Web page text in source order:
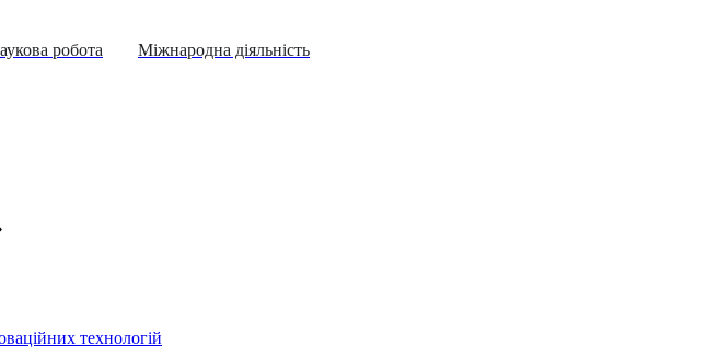
робота Міжнародна діяльність
технологій